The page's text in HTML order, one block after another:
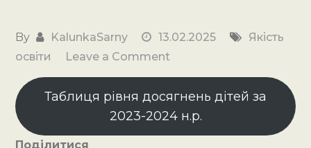
By KalunkaSarny 13.02.2025
Якість
освіти
Leave a Comment
Зведена
таблиця
визначення
рівня
Таблиця рівня досягнень дітей за
2023-2024 н.р.
Поділитися